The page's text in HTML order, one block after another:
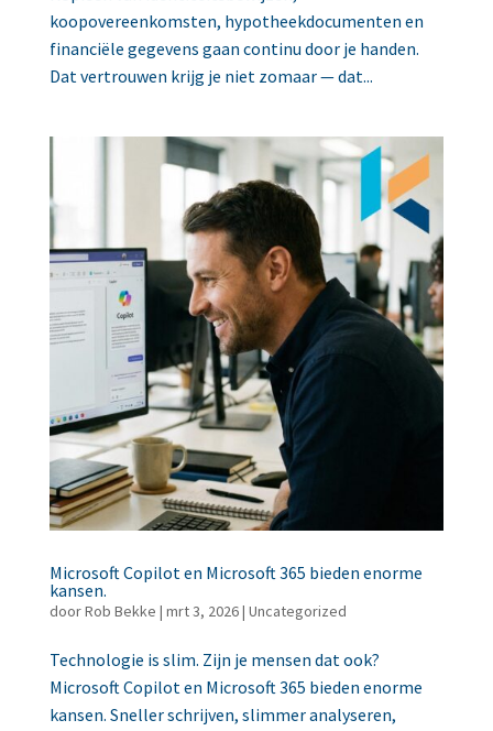
koopovereenkomsten, hypotheekdocumenten en
financiële gegevens gaan continu door je handen.
Dat vertrouwen krijg je niet zomaar — dat...
Microsoft Copilot en Microsoft 365 bieden enorme
kansen.
doorRob Bekke | mrt 3, 2026| Uncategorized
Technologie is slim. Zijn je mensen dat ook?
Microsoft Copilot en Microsoft 365 bieden enorme
kansen. Sneller schrijven, slimmer analyseren,